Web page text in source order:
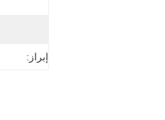
إبراز: